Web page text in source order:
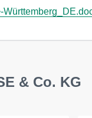
& Co. KG